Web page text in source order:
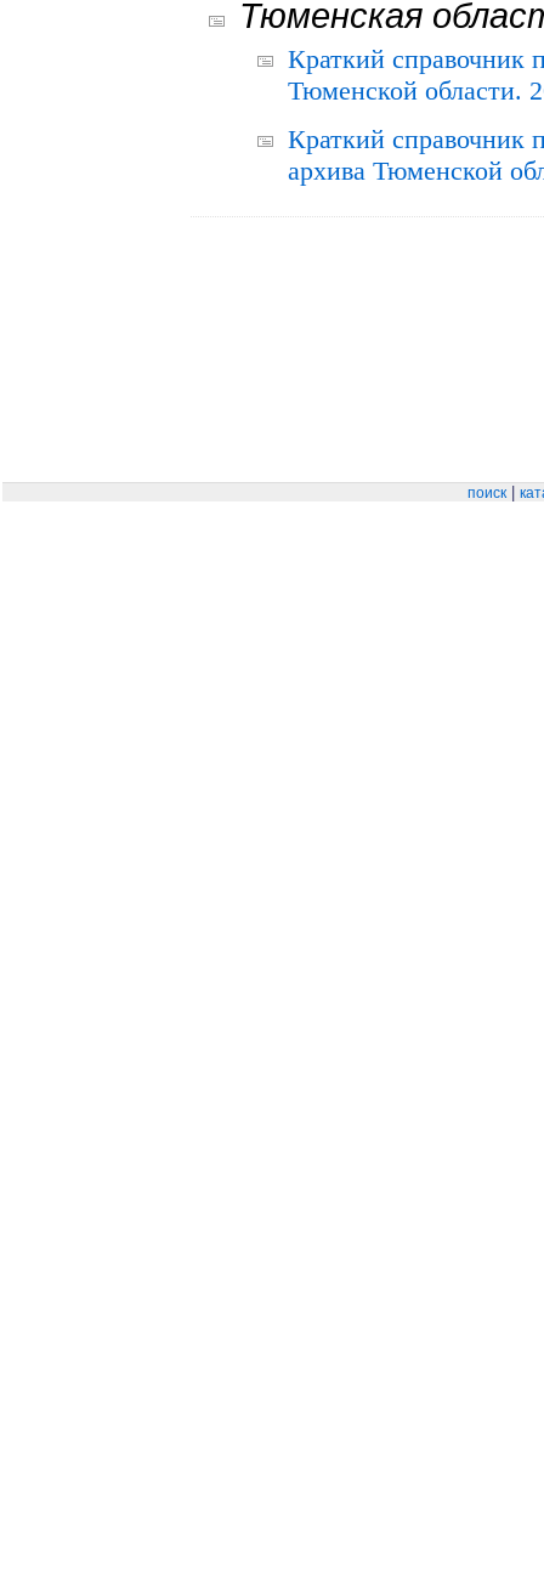
Тюменская
Краткий справочник
Тюменской области.
Краткий справочник
архива Тюменской
поиск